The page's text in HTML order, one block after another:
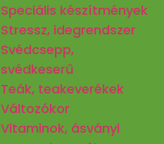
Speciális készítmények
Stressz, idegrendszer
Svédcsepp,
svédkeserű
Teák, teakeverékek
Változókor
Vitaminok, ásványi